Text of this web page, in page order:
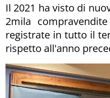
Il 2021 ha visto di
2mila
registrate in tutto il
rispetto all'anno